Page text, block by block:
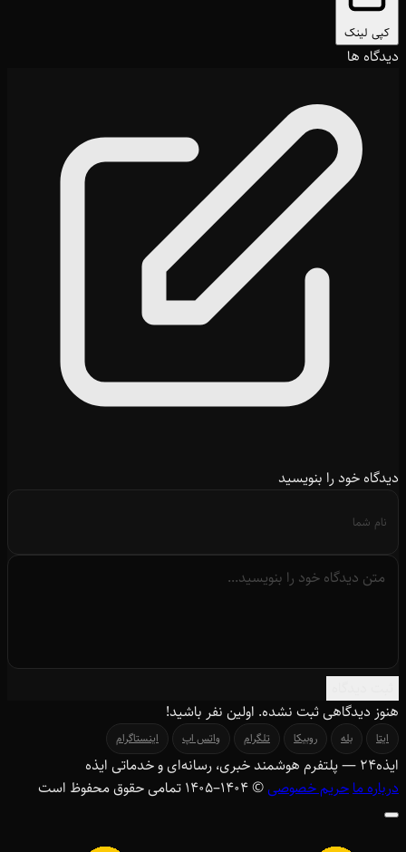
کپی لینک
دیدگاه ها
دیدگاه خود را بنویسید
هنوز دیدگاهی ثبت نشده. اولین نفر باشید!
ایتا بله روبیکا تلگرام واتس اپ اینستاگرام
ایذه۲۴ — پلتفرم هوشمند خبری، رسانه‌ای و خدماتی ایذه
درباره ماحریم خصوصی© ۱۴۰۴–1405 تمامی حقوق محفوظ است